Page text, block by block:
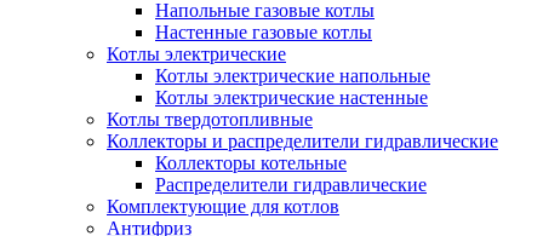
Напольные газовые котлы
Настенные газовые котлы
Котлы электрические
Котлы электрические напольные
Котлы электрические настенные
Котлы твердотопливные
Коллекторы и распределители гидравлические
Коллекторы котельные
Распределители гидравлические
Комплектующие для котлов
Антифриз